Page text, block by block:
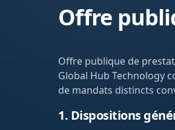
Offre
Offre publique de
Global Hub Technology
de mandats distincts
1. Dispositions